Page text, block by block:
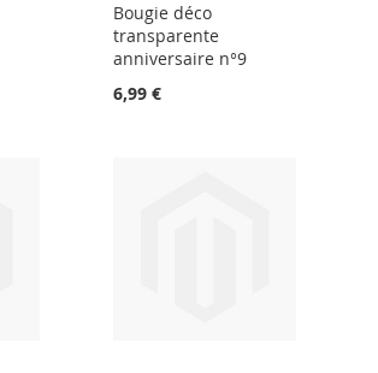
Bougie déco
transparente
anniversaire n°9
6,99 €